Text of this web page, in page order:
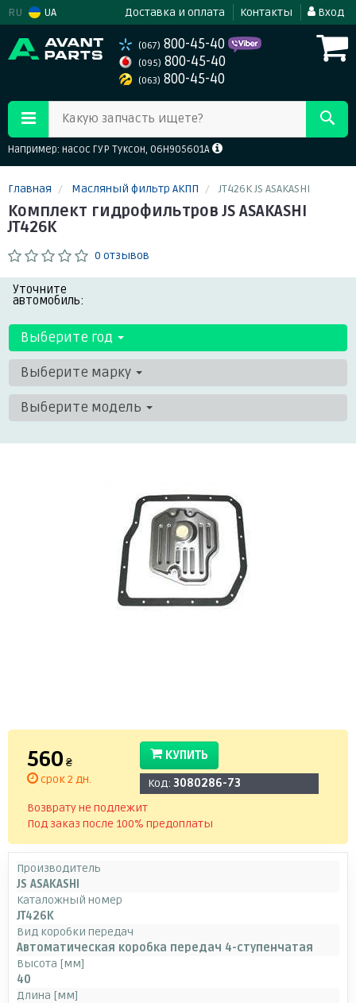
RU UA Доставка и оплата Контакты Вход
(067) 800-45-40
(095) 800-45-40
(063) 800-45-40
Какую запчасть ищете?
Например: насос ГУР Туксон, 06H905601A
Главная Масляный фильтр АКПП JT426K JS ASAKASHI
Комплект гидрофильтров JS ASAKASHI
JT426K
0 отзывов
Уточните
автомобиль:
Выберите год
Выберите марку
Выберите модель
560 ₴
срок 2 дн.
КУПИТЬ
Код: 3080286-73
Возврату не подлежит
Под заказ после 100% предоплаты
Производитель
JS ASAKASHI
Каталожный номер
JT426K
Вид коробки передач
Автоматическая коробка передач 4-ступенчатая
Высота [мм]
40
Длина [мм]